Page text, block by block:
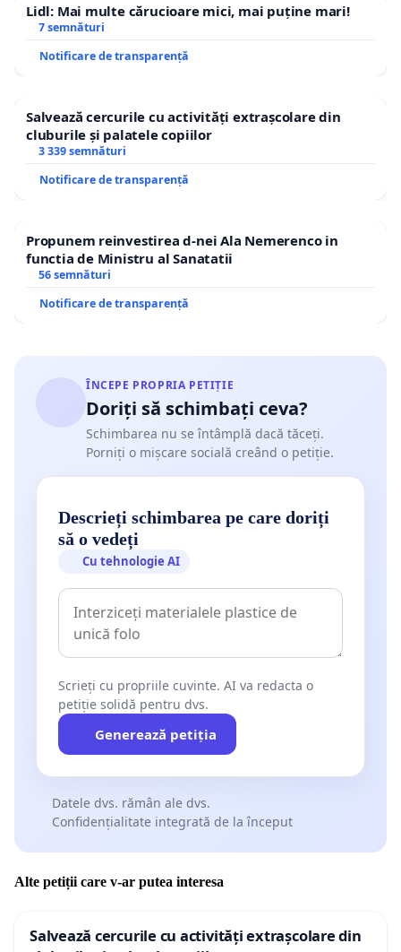
Lidl: Mai multe cărucioare mici, mai puține mari!
7 semnături
Notificare de transparență
Salvează cercurile cu activități extrașcolare din
cluburile și palatele copiilor
3 339 semnături
Notificare de transparență
Propunem reinvestirea d-nei Ala Nemerenco in
functia de Ministru al Sanatatii
56 semnături
Notificare de transparență
ÎNCEPE PROPRIA PETIȚIE
Doriți să schimbați ceva?
Schimbarea nu se întâmplă dacă tăceți.
Porniți o mișcare socială creând o petiție.
Descrieți schimbarea pe care doriți
să o vedeți
Cu tehnologie AI
Scrieți cu propriile cuvinte. AI va redacta o
petiție solidă pentru dvs.
Generează petiția
Datele dvs. rămân ale dvs.
Confidențialitate integrată de la început
Alte petiții care v-ar putea interesa
Salvează cercurile cu activități extrașcolare din